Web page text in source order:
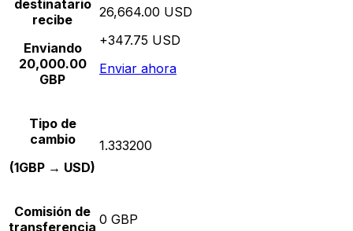
destinatario
recibe
Enviando
20,000.00
GBP
26,664.00 USD
+347.75 USD
Enviar ahora
Tipo de
cambio
(1GBP → USD)
1.333200
Comisión de
transferencia 0 GBP